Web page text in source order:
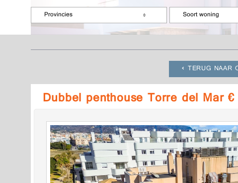
Provincies Soort woning
TERUG NAAR
Dubbel penthouse Torre del Mar